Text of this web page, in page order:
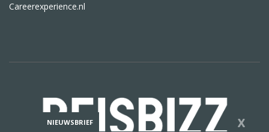
Careerexperience.nl
NIEUWSBRIEF X